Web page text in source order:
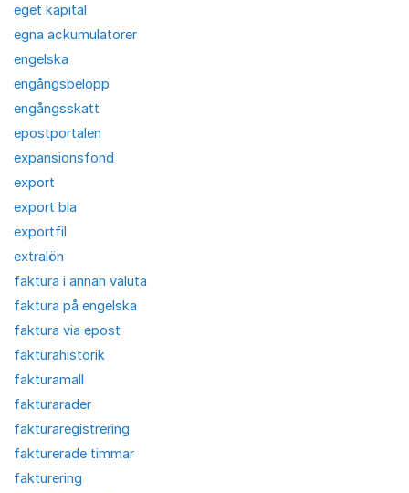
eget kapital
egna ackumulatorer
engelska
engångsbelopp
engångsskatt
epostportalen
expansionsfond
export
export bla
exportfil
extralön
faktura i annan valuta
faktura på engelska
faktura via epost
fakturahistorik
fakturamall
fakturarader
fakturaregistrering
fakturerade timmar
fakturering